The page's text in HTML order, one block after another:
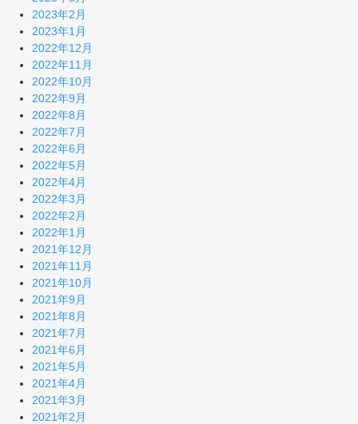
2023年2月
2023年1月
2022年12月
2022年11月
2022年10月
2022年9月
2022年8月
2022年7月
2022年6月
2022年5月
2022年4月
2022年3月
2022年2月
2022年1月
2021年12月
2021年11月
2021年10月
2021年9月
2021年8月
2021年7月
2021年6月
2021年5月
2021年4月
2021年3月
2021年2月